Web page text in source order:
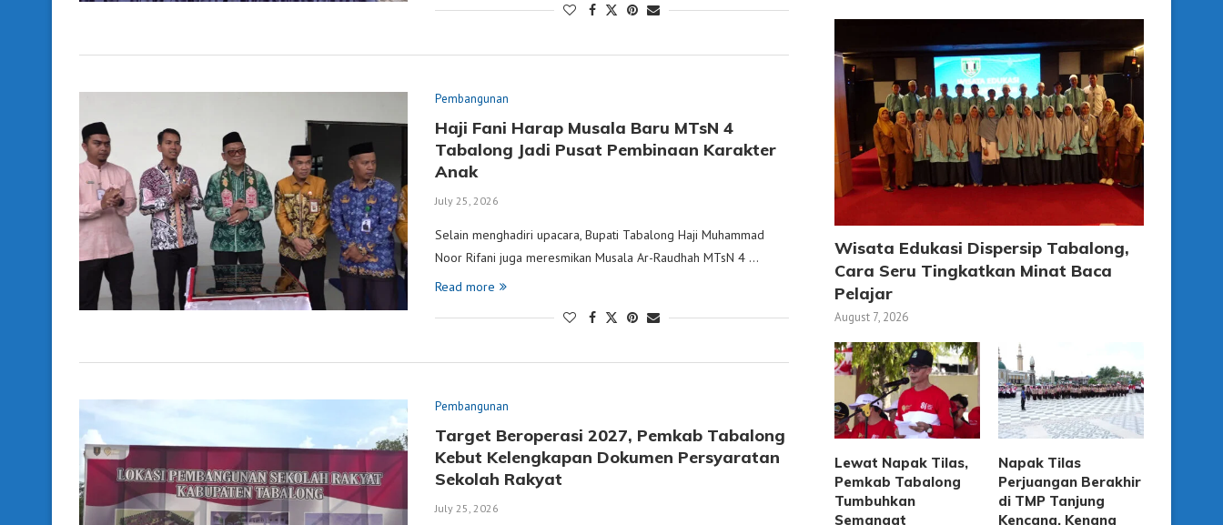
Pembangunan
Haji Fani Harap Musala Baru MTsN 4
Tabalong Jadi Pusat Pembinaan Karakter
Anak
July 25, 2026
Selain menghadiri upacara, Bupati Tabalong Haji Muhammad
Noor Rifani juga meresmikan Musala Ar-Raudhah MTsN 4 …
Read more
Pembangunan
Target Beroperasi 2027, Pemkab Tabalong
Kebut Kelengkapan Dokumen Persyaratan
Sekolah Rakyat
July 25, 2026
Wisata Edukasi Dispersip Tabalong,
Cara Seru Tingkatkan Minat Baca
Pelajar
August 7, 2026
Lewat Napak Tilas,
Pemkab Tabalong
Tumbuhkan
Semangat
Napak Tilas
Perjuangan Berakhir
di TMP Tanjung
Kencana, Kenang